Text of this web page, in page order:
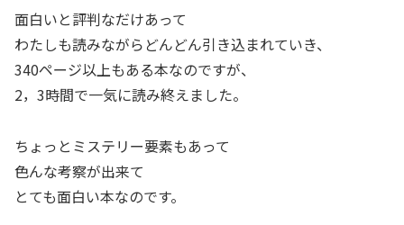
面白いと評判なだけあって
わたしも読みながらどんどん引き込まれていき、
340ページ以上もある本なのですが、
2，3時間で一気に読み終えました。
ちょっとミステリー要素もあって
色んな考察が出来て
とても面白い本なのです。